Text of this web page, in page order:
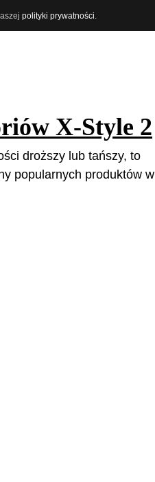
polityki prywatności
X-Style 2
droższy lub tańszy, to
popularnych produktów w